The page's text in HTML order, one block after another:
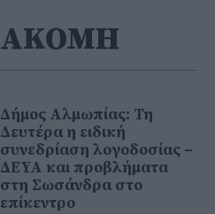
ΑΚΟΜΗ
Δήμος Αλμωπίας: Τη
Δευτέρα η ειδική
συνεδρίαση λογοδοσίας –
ΔΕΥΑ και προβλήματα
στη Σωσάνδρα στο
επίκεντρο